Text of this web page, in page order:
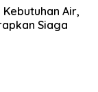
Air,
Siaga